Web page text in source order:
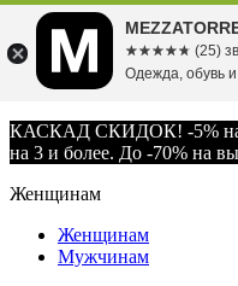
КАСКАД СКИДОК! -5% на 1
на 3 и более. До -70% на
Женщинам
Женщинам
Мужчинам
☆☆☆☆☆
★★★★★ (25)
Одежда, обувь